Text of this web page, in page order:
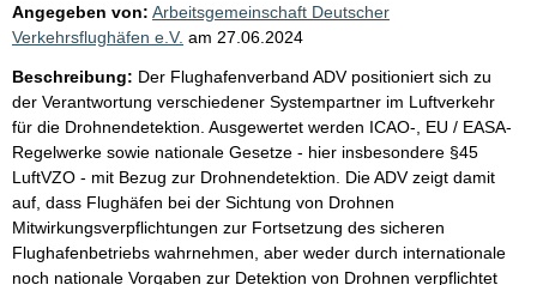
Angegeben von: Arbeitsgemeinschaft Deutscher
Verkehrsflughäfen e.V. am 27.06.2024
Beschreibung: Der Flughafenverband ADV positioniert sich zu
der Verantwortung verschiedener Systempartner im Luftverkehr
für die Drohnendetektion. Ausgewertet werden ICAO-, EU / EASA-
Regelwerke sowie nationale Gesetze - hier insbesondere §45
LuftVZO - mit Bezug zur Drohnendetektion. Die ADV zeigt damit
auf, dass Flughäfen bei der Sichtung von Drohnen
Mitwirkungsverpflichtungen zur Fortsetzung des sicheren
Flughafenbetriebs wahrnehmen, aber weder durch internationale
noch nationale Vorgaben zur Detektion von Drohnen verpflichtet